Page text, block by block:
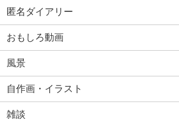
匿名ダイアリー
おもしろ動画
風景
自作画・イラスト
雑談